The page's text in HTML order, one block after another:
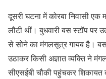
दूसरी घटना में कोरबा निवासी
लौटी थीं। बुधवारी बस स्टॉप
से सोने का मंगलसूत्र गायब है। बस
उठाकर किसी अज्ञात व्यक्ति ने
सीएसईबी चौकी पहुंचकर शिकायत